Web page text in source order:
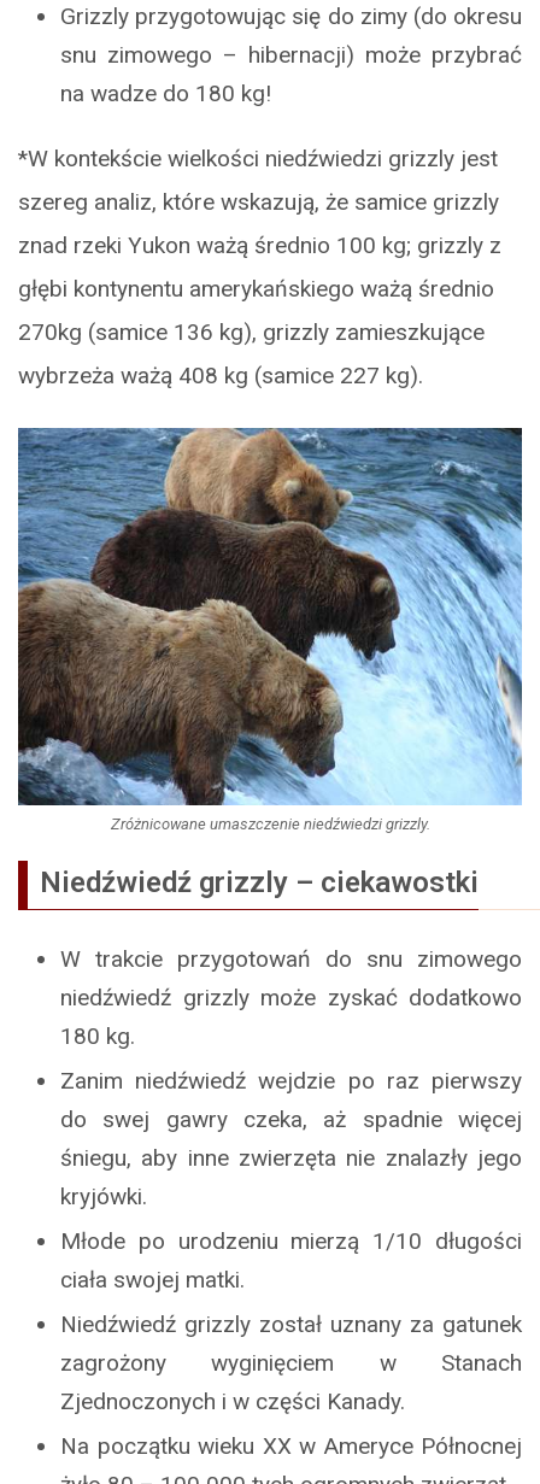
Grizzly przygotowując się do zimy (do okresu
snu zimowego – hibernacji) może przybrać
na wadze do 180 kg!
*W kontekście wielkości niedźwiedzi grizzly jest
szereg analiz, które wskazują, że samice grizzly
znad rzeki Yukon ważą średnio 100 kg; grizzly z
głębi kontynentu amerykańskiego ważą średnio
270kg (samice 136 kg), grizzly zamieszkujące
wybrzeża ważą 408 kg (samice 227 kg).
Zróżnicowane umaszczenie niedźwiedzi grizzly.
Niedźwiedź grizzly – ciekawostki
W trakcie przygotowań do snu zimowego
niedźwiedź grizzly może zyskać dodatkowo
180 kg.
Zanim niedźwiedź wejdzie po raz pierwszy
do swej gawry czeka, aż spadnie więcej
śniegu, aby inne zwierzęta nie znalazły jego
kryjówki.
Młode po urodzeniu mierzą 1/10 długości
ciała swojej matki.
Niedźwiedź grizzly został uznany za gatunek
zagrożony wyginięciem w Stanach
Zjednoczonych i w części Kanady.
Na początku wieku XX w Ameryce Północnej